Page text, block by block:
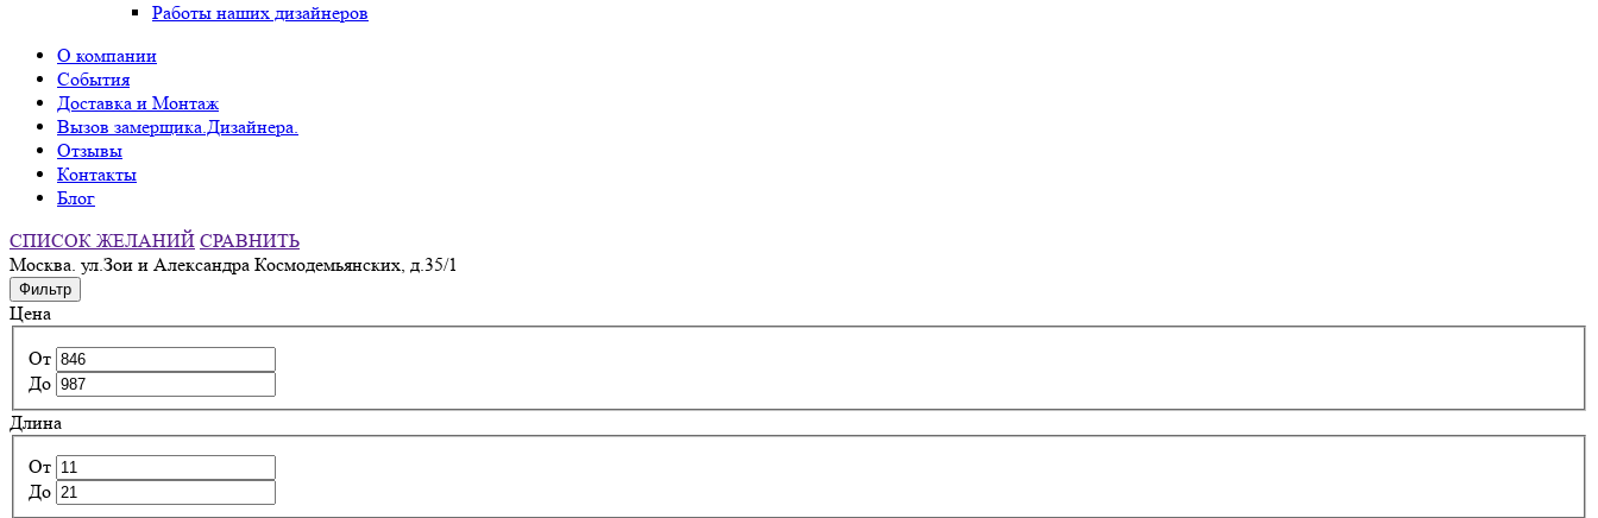
Работы наших дизайнеров
О компании
События
Доставка и Монтаж
Вызов замерщика.Дизайнера.
Отзывы
Контакты
Блог
СПИСОК ЖЕЛАНИЙ СРАВНИТЬ
Москва. ул.Зои и Александра Космодемьянских, д.35/1
Фильтр
Цена
От
До
Длина
От
До